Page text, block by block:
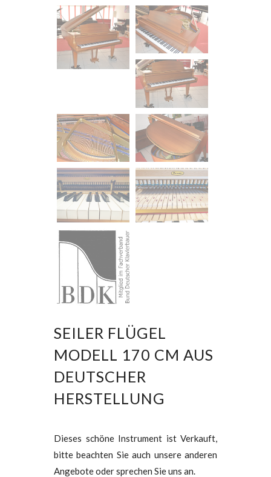
SEILER FLÜGEL
MODELL 170 CM AUS
DEUTSCHER
HERSTELLUNG
Dieses schöne Instrument ist Verkauft,
bitte beachten Sie auch unsere anderen
Angebote oder sprechen Sie uns an.